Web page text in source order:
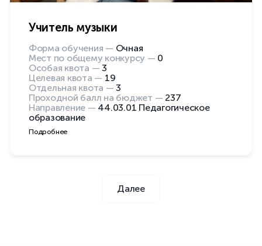
Учитель музыки
Форма обучения — Очная
Мест по общему конкурсу — 0
Особая квота —3
Целевая квота — 19
Отдельная квота —3
Проходной балл на бюджет — 237
Направление — 44.03.01 Педагогическое
образование
Подробнее
Далее